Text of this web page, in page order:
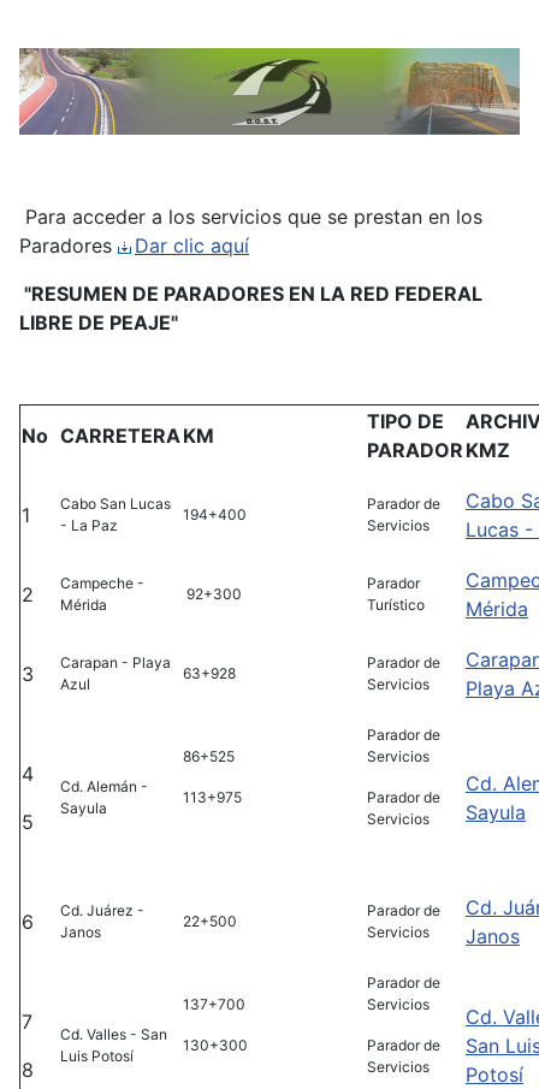
Para acceder a los servicios que se prestan en los
Paradores
Dar clic aquí
"RESUMEN DE PARADORES EN LA RED FEDERAL
LIBRE DE PEAJE"
No CARRETERAKM
TIPO DE
PARADOR KMZ
1
Cabo San Lucas
- La Paz
194+400
Parador de
Servicios
Cabo
Lucas -
2
Campeche -
Mérida
92+300
Parador
Turístico
Mérida
3
Carapan - Playa
Azul
63+928
Parador de
Servicios
Playa
4
5
Cd. Alemán -
Sayula
86+525
113+975
Parador de
Servicios
Parador de
Servicios
Cd.
Sayula
6
Cd. Juárez -
Janos
22+500
Parador de
Servicios
Cd.
Janos
7
8
Cd. Valles - San
Luis Potosí
137+700
130+300
Parador de
Servicios
Parador de
Servicios
Cd.
San
Potosí